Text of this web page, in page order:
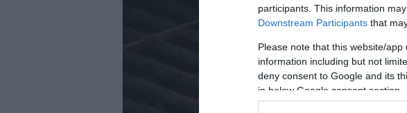
participants. This information
Downstream Participants that
Please note that this website/
information including but not
deny consent to Google and its
in below Google consent section.